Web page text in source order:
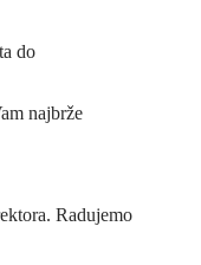
do
najbrže
Radujemo